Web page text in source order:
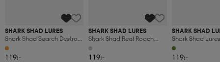
SHARK SHAD LURES
Shark Shad Search Destroy
20cm, 70gr
119:-
SHARK SHAD LURES
Shark Shad Real Roach
20cm, 70gr
119:-
SHARK SHAD
Shark Shad
Shark Hot Pike
Pack
119:-